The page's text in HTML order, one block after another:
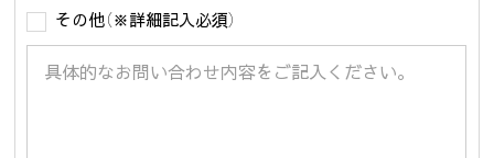
その他（※詳細記入必須）